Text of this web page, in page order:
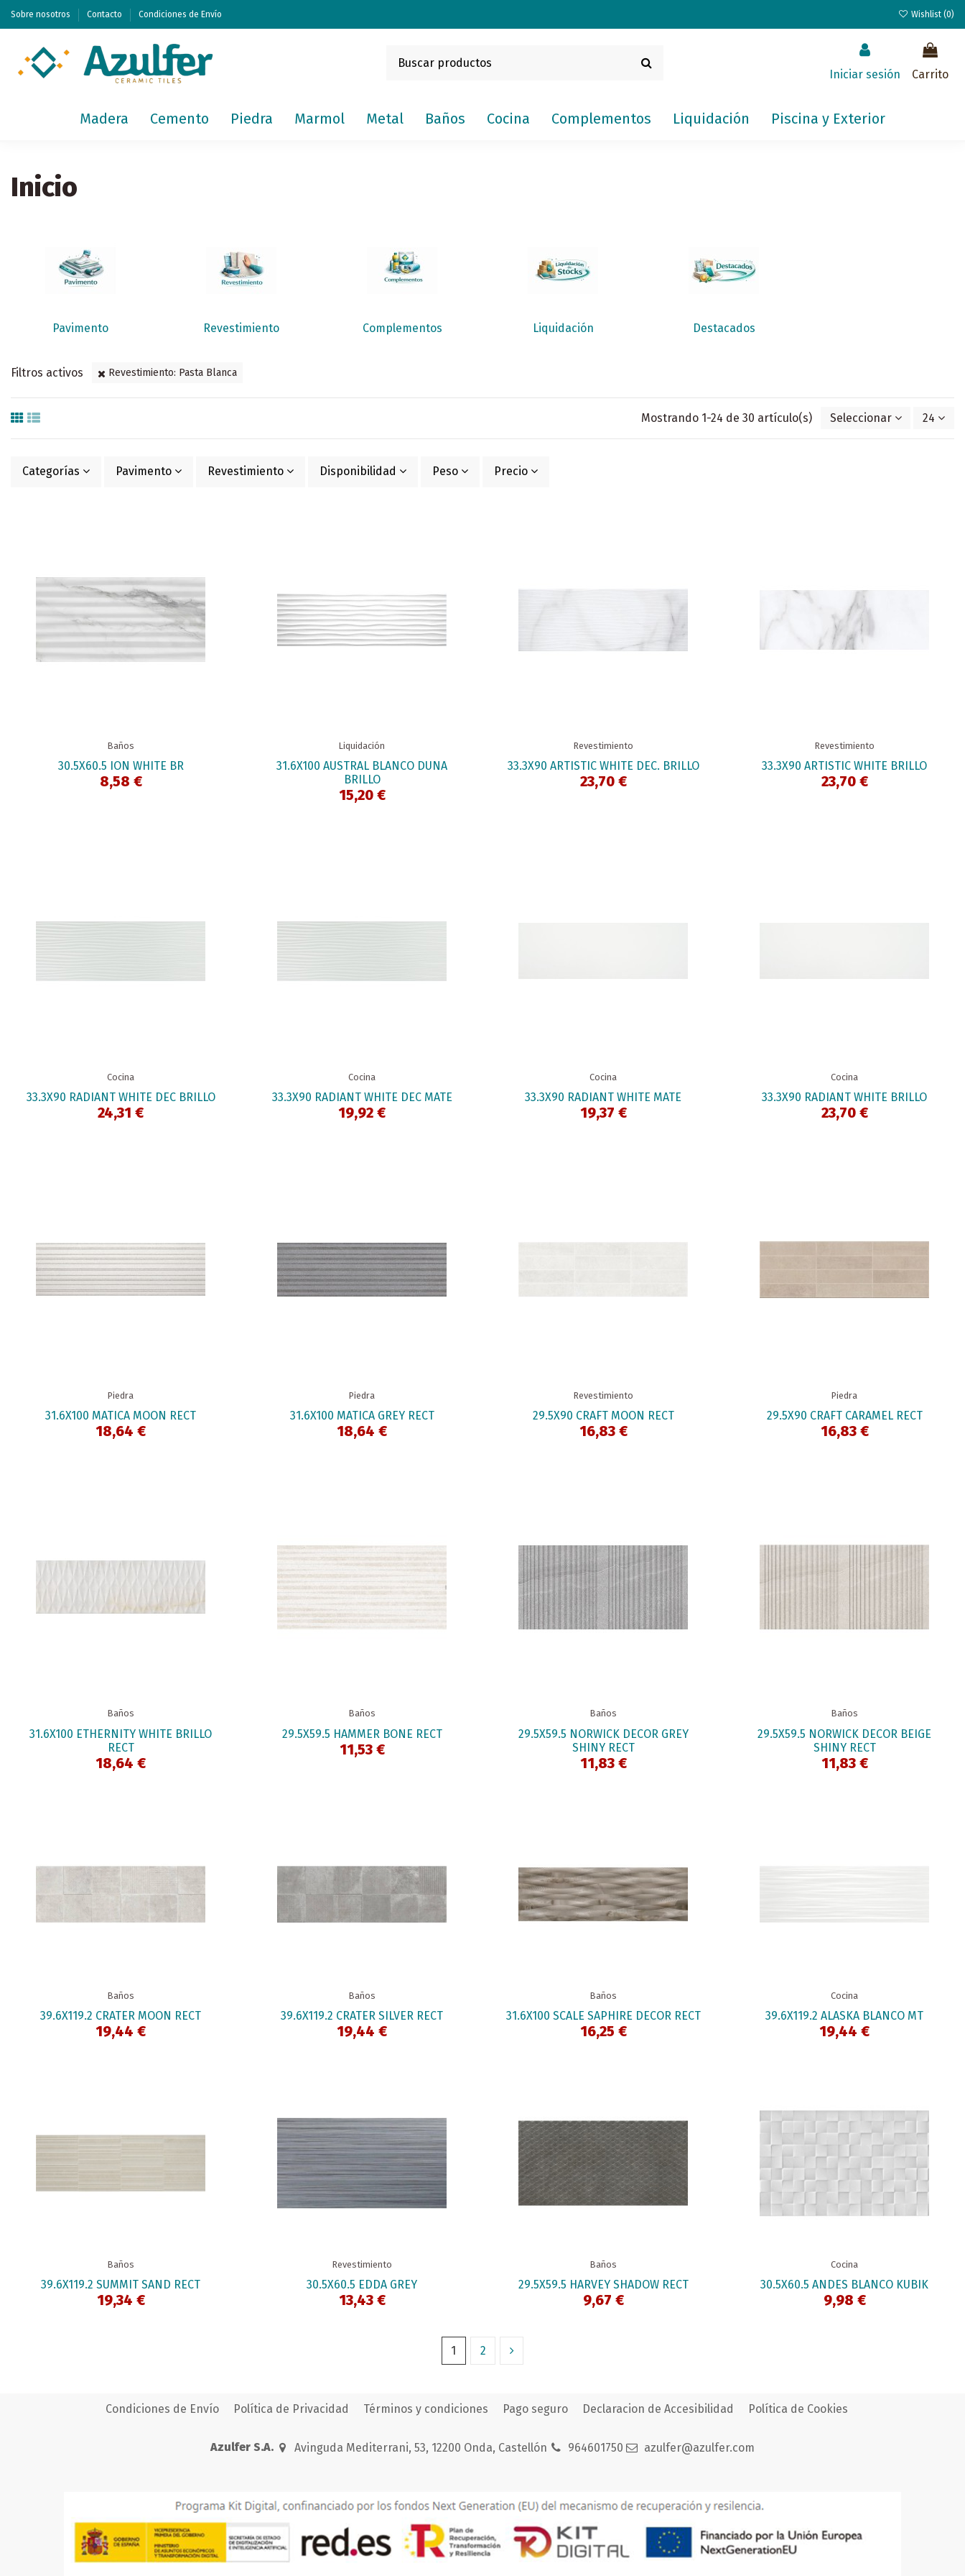
Sobre nosotros Contacto Condiciones de Envío Wishlist (0)
Iniciar sesión Carrito
Madera Cemento Piedra Marmol Metal Baños Cocina Complementos Liquidación Piscina y Exterior
Inicio
Pavimento Revestimiento Complementos Liquidación Destacados
Filtros activos Revestimiento: Pasta Blanca
Mostrando 1-24 de 30 artículo(s) Seleccionar 24
Categorías Pavimento Revestimiento Disponibilidad Peso Precio
Baños
30.5X60.5 ION WHITE BR
8,58 €
Liquidación
31.6X100 AUSTRAL BLANCO DUNA
BRILLO
15,20 €
Revestimiento
33.3X90 ARTISTIC WHITE DEC. BRILLO
23,70 €
Revestimiento
33.3X90 ARTISTIC WHITE BRILLO
23,70 €
Cocina
33.3X90 RADIANT WHITE DEC BRILLO
24,31 €
Cocina
33.3X90 RADIANT WHITE DEC MATE
19,92 €
Cocina
33.3X90 RADIANT WHITE MATE
19,37 €
Cocina
33.3X90 RADIANT WHITE BRILLO
23,70 €
Piedra
31.6X100 MATICA MOON RECT
18,64 €
Piedra
31.6X100 MATICA GREY RECT
18,64 €
Revestimiento
29.5X90 CRAFT MOON RECT
16,83 €
Piedra
29.5X90 CRAFT CARAMEL RECT
16,83 €
Baños
31.6X100 ETHERNITY WHITE BRILLO
RECT
18,64 €
Baños
29.5X59.5 HAMMER BONE RECT
11,53 €
Baños
29.5X59.5 NORWICK DECOR GREY
SHINY RECT
11,83 €
Baños
29.5X59.5 NORWICK DECOR BEIGE
SHINY RECT
11,83 €
Baños
39.6X119.2 CRATER MOON RECT
19,44 €
Baños
39.6X119.2 CRATER SILVER RECT
19,44 €
Baños
31.6X100 SCALE SAPHIRE DECOR RECT
16,25 €
Cocina
39.6X119.2 ALASKA BLANCO MT
19,44 €
Baños
39.6X119.2 SUMMIT SAND RECT
19,34 €
Revestimiento
30.5X60.5 EDDA GREY
13,43 €
Baños
29.5X59.5 HARVEY SHADOW RECT
9,67 €
Cocina
30.5X60.5 ANDES BLANCO KUBIK
9,98 €
1 2
Condiciones de Envío Política de Privacidad Términos y condiciones Pago seguro Declaracion de Accesibilidad Política de Cookies
Azulfer S.A. Avinguda Mediterrani, 53, 12200 Onda, Castellón 964601750 azulfer@azulfer.com